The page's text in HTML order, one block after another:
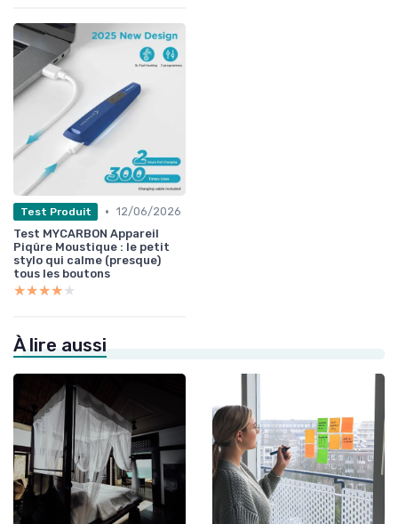
Test Produit • 12/06/2026
Test MYCARBON Appareil
Piqûre Moustique : le petit
stylo qui calme (presque)
tous les boutons
★★★★★
★★★★★
À lire aussi